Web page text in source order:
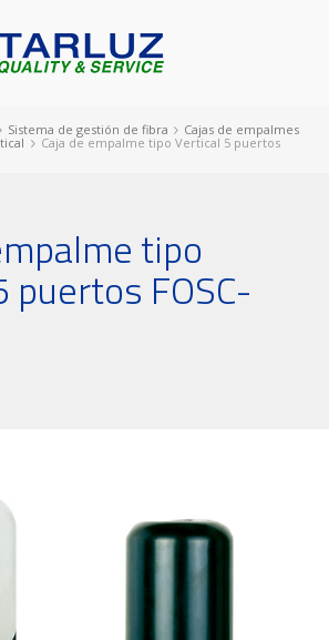
Sistema de gestión de fibra
Cajas de empalmes
Caja de empalme tipo Vertical 5 puertos
tipo
puertos FOSC-